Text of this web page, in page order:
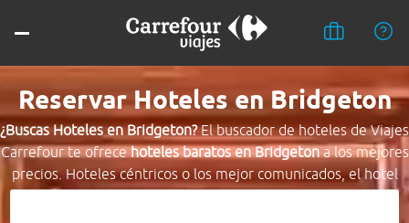
Reservar Hoteles en Bridgeton
¿Buscas Hoteles en Bridgeton?El buscador de hoteles de Viajes
Carrefour te ofrecehoteles baratos en Bridgetona los mejores
precios. Hoteles céntricos o los mejor comunicados, el hotel
que busques nosotros te lo encontramos al mejor precio.